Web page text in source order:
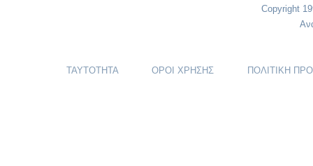
Copyright
ΤΑΥΤΟΤΗΤΑ ΟΡΟΙ ΧΡΗΣΗΣ ΠΟΛΙΤΙΚΗ